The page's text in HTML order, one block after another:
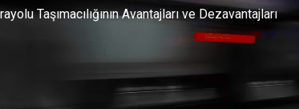
Taşımacılığının Avantajları ve Dezavantajları